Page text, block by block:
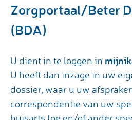
Zorgportaal/Beter
(BDA)
U dient in te loggen in
U heeft dan inzage in uw
dossier, waar u uw
correspondentie van uw